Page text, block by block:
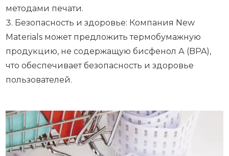
методами печати.
Безопасность и здоровье: Компания New
Materials может предложить термобумажную
продукцию, не содержащую бисфенол А (BPA),
что обеспечивает безопасность и здоровье
пользователей.